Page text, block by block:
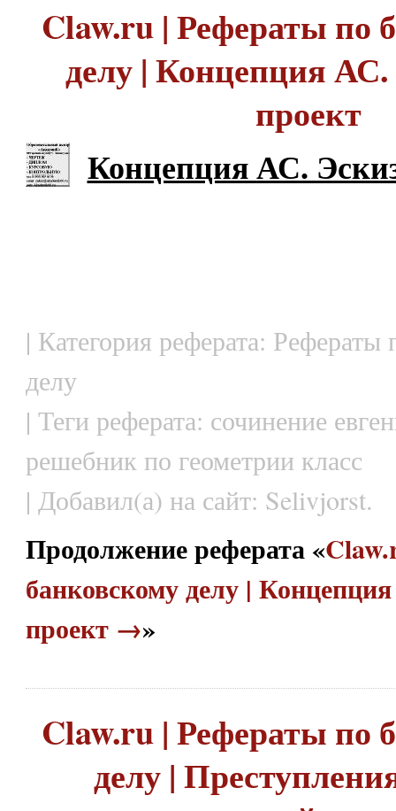
Claw.ru | Рефераты по
делу | Концепция
проект
Концепция АС.
| Категория реферата: Рефераты
делу
| Теги реферата: сочинение
решебник по геометрии класс
| Добавил(а) на сайт: Selivjorst.
Продолжение реферата «
банковскому делу |
проект →»
Claw.ru | Рефераты по
делу |